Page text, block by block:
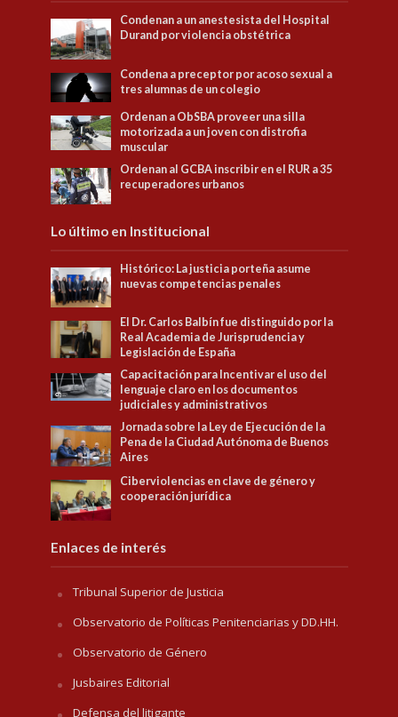
Condenan a un anestesista del Hospital
Durand por violencia obstétrica
Condena a preceptor por acoso sexual a
tres alumnas de un colegio
Ordenan a ObSBA proveer una silla
motorizada a un joven con distrofia
muscular
Ordenan al GCBA inscribir en el RUR a 35
recuperadores urbanos
Lo último en Institucional
Histórico: La justicia porteña asume
nuevas competencias penales
El Dr. Carlos Balbín fue distinguido por la
Real Academia de Jurisprudencia y
Legislación de España
Capacitación para Incentivar el uso del
lenguaje claro en los documentos
judiciales y administrativos
Jornada sobre la Ley de Ejecución de la
Pena de la Ciudad Autónoma de Buenos
Aires
Ciberviolencias en clave de género y
cooperación jurídica
Enlaces de interés
Tribunal Superior de Justicia
Observatorio de Políticas Penitenciarias y DD.HH.
Observatorio de Género
Jusbaires Editorial
Defensa del litigante